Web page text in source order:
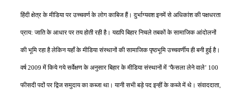
हिंदी क्षेत्र के मीडिया पर उच्चवर्ण के लोग काबिज हैं। दुर्भाग्यवश इनमें से अधिकांश की पक्षधरता
प्राय:जाति के आधार पर तय होती रही है। यद्यपि बिहार निचले तबकों के सामाजिक आंदोलनों
की भूमि रहा है लेकिन यहाँ के मीडिया संस्थानों की सामाजिक पृष्ठभूमि उच्चवर्णीय ही बनी हुई है।
वर्ष2009में किये गये सर्वेक्षण के अनुसार बिहार के मीडिया संस्थानों में ‘फैसला लेने वाले’ 100
फीसदी पदों पर द्विज समुदाय का कब्जा था। यानी सभी बड़े पद इन्हीं के कब्जे में थे। संवाददाता,